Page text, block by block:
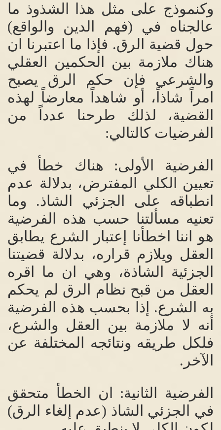
وكنموذج على مثل هذا الشذوذ ما
عالجناه في (فهم الدين والواقع)
حول قضية الرق. فإذا ما اعتبرنا ان
هناك ملازمة بين الحكمين العقلي
والشرعي فإن حكم الرق يصبح
امراً شاذاً، أو شاهداً معارضاً لهذه
القضية، لذلك طرحنا عدداً من
الفرضيات كالتالي:
الفرضية الأولى: هناك خطأ في
تعيين الكلي المفترض، بدلالة عدم
انطباقه على الجزئي الشاذ. وما
تعنيه مسألتنا حسب هذه الفرضية
هو اننا اخطأنا إعتبار الشرع يطابق
العقل ويلازم قراره، بدلالة قضيتنا
الجزئية الشاذة، وهي ان ما اقره
العقل من قبح نظام الرق لم يحكم
به الشرع. إذا بحسب هذه الفرضية
أنه لا ملازمة بين العقل والشرع،
فلكل طريقه ونتائجه المختلفة عن
الآخر .
الفرضية الثانية: ان الخطأ متحقق
في الجزئي الشاذ (عدم إلغاء الرق)